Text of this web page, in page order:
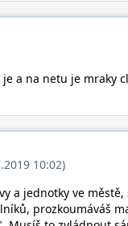
a na netu je mraky
10:02)
a jednotky ve
prozkoumáváš